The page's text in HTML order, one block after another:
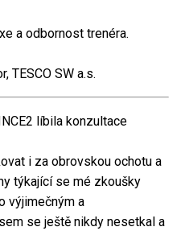
a odbornost trenéra.
TESCO SW a.s.
líbila konzultace
i za obrovskou ochotu a
týkající se mé zkoušky
výjimečným a
se ještě nikdy nesetkal a